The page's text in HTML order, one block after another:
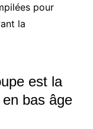
pour
la
est la
bas âge